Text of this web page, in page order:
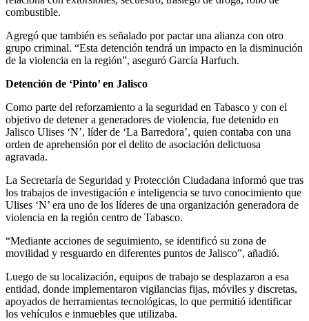
combustible.
Agregó que también es señalado por pactar una alianza con otro
grupo criminal. “Esta detención tendrá un impacto en la disminución
de la violencia en la región”, aseguró García Harfuch.
Detención de ‘Pinto’ en Jalisco
Como parte del reforzamiento a la seguridad en Tabasco y con el
objetivo de detener a generadores de violencia, fue detenido en
Jalisco Ulises ‘N’, líder de ‘La Barredora’, quien contaba con una
orden de aprehensión por el delito de asociación delictuosa
agravada.
La Secretaría de Seguridad y Protección Ciudadana informó que tras
los trabajos de investigación e inteligencia se tuvo conocimiento que
Ulises ‘N’ era uno de los líderes de una organización generadora de
violencia en la región centro de Tabasco.
“Mediante acciones de seguimiento, se identificó su zona de
movilidad y resguardo en diferentes puntos de Jalisco”, añadió.
Luego de su localización, equipos de trabajo se desplazaron a esa
entidad, donde implementaron vigilancias fijas, móviles y discretas,
apoyados de herramientas tecnológicas, lo que permitió identificar
los vehículos e inmuebles que utilizaba.